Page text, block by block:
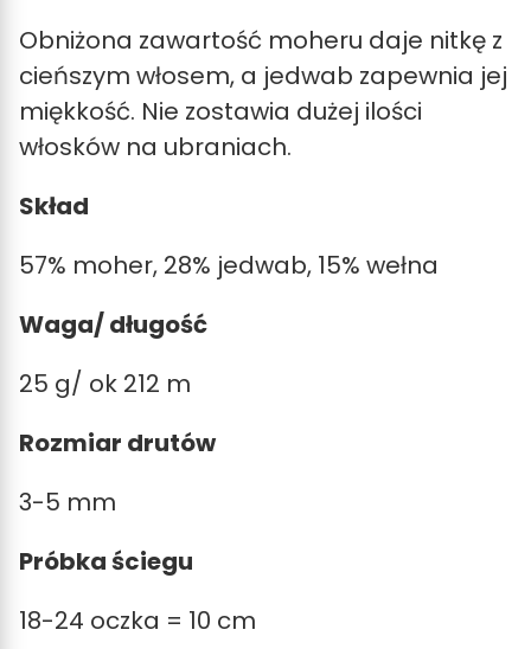
Obniżona zawartość moheru daje nitkę z
cieńszym włosem, a jedwab zapewnia jej
miękkość. Nie zostawia dużej ilości
włosków na ubraniach.
Skład
57% moher, 28% jedwab, 15% wełna
Waga/ długość
25 g/ ok 212 m
Rozmiar drutów
3-5 mm
Próbka ściegu
18-24 oczka = 10 cm